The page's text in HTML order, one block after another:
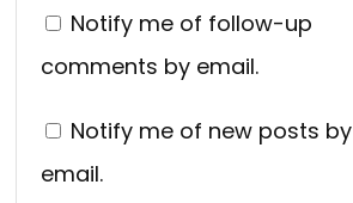
Notify me of follow-up
comments by email.
Notify me of new posts by
email.